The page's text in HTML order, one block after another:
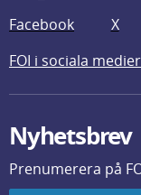
Facebook X
FOI i sociala medier
Nyhetsbrev
Prenumerera på